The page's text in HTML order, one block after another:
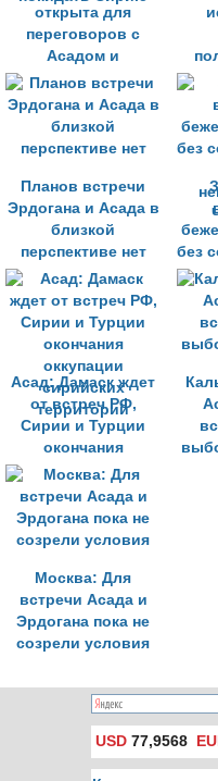
открыта для
переговоров с
Асадом и
отказывается
покидать Сирию
Планов встречи
Эрдогана и Асада в
близкой
перспективе нет
без
Асад: Дамаск ждет
от встреч РФ,
Сирии и Турции
окончания
оккупации
сирийских
территорий
Москва: Для
встречи Асада и
Эрдогана пока не
созрели условия
USD 77,9568